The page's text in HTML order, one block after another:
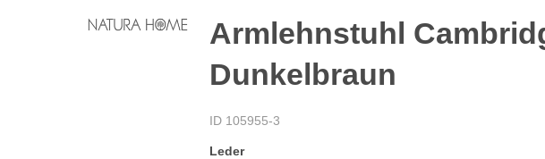
Armlehnstuhl
Dunkelbraun
ID 105955-3
Leder